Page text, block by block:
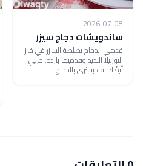
2026-07-08
ساندويشات دجاج سيزر
قدمي الدجاج بصلصة السيزر في خبز
التورتيلا اللذيذ وقدميها باردة. جربي
أيضًا: باف بستري بالدجاج